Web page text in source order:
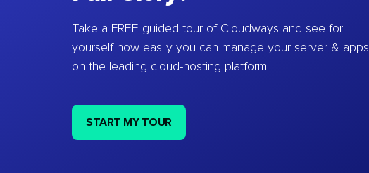
Take a FREE guided tour of Cloudways and see for
yourself how easily you can manage your server & apps
on the leading cloud-hosting platform.
START MY TOUR